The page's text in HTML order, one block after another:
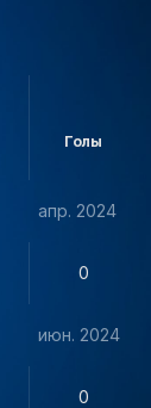
Голы
апр. 2024
0
июн. 2024
0